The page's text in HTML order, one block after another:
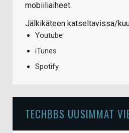
mobiiliaiheet.
Jälkikäteen katseltavissa/
Youtube
iTunes
Spotify
TECHBBS UUSIMMAT